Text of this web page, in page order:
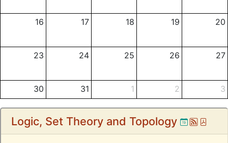
16 17 18 19 20
23 24 25 26 27
30 31 1 2 3
6 7 9
Logic, Set Theory and Topology IcalAtom